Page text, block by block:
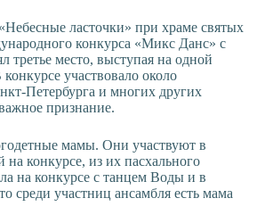
ласточки» при храме святых
конкурса «Микс Данс» с
место, выступая на одной
участвовало около
и многих других
признание.
мамы. Они участвуют в
конкурсе, из их пасхального
на конкурсе с танцем Воды и в
среди участниц ансамбля есть мама